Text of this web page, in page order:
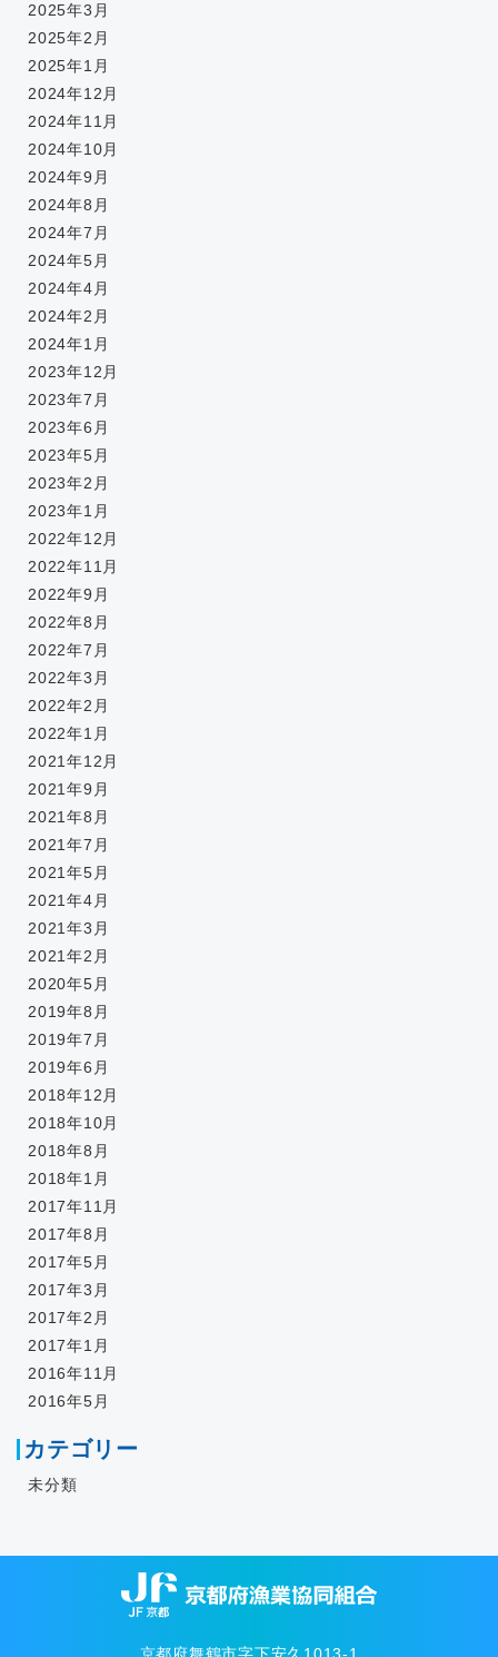
2025年3月
2025年2月
2025年1月
2024年12月
2024年11月
2024年10月
2024年9月
2024年8月
2024年7月
2024年5月
2024年4月
2024年2月
2024年1月
2023年12月
2023年7月
2023年6月
2023年5月
2023年2月
2023年1月
2022年12月
2022年11月
2022年9月
2022年8月
2022年7月
2022年3月
2022年2月
2022年1月
2021年12月
2021年9月
2021年8月
2021年7月
2021年5月
2021年4月
2021年3月
2021年2月
2020年5月
2019年8月
2019年7月
2019年6月
2018年12月
2018年10月
2018年8月
2018年1月
2017年11月
2017年8月
2017年5月
2017年3月
2017年2月
2017年1月
2016年11月
2016年5月
カテゴリー
未分類
京都府舞鶴市字下安久1013-1